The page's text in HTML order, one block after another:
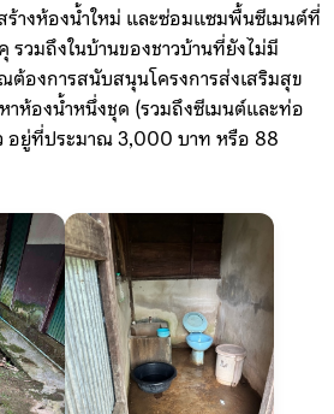
ร้างห้องน้ำใหม่ และซ่อมแซมพื้นซีเมนต์ที่
วมถึงในบ้านของชาวบ้านที่ยังไม่มี
องการสนับสนุนโครงการส่งเสริมสุข
าห้องน้ำหนึ่งชุด (รวมถึงซีเมนต์และท่อ
อยู่ที่ประมาณ 3,000 บาท หรือ 88